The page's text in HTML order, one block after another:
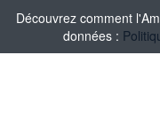
Découvrez comment
données :